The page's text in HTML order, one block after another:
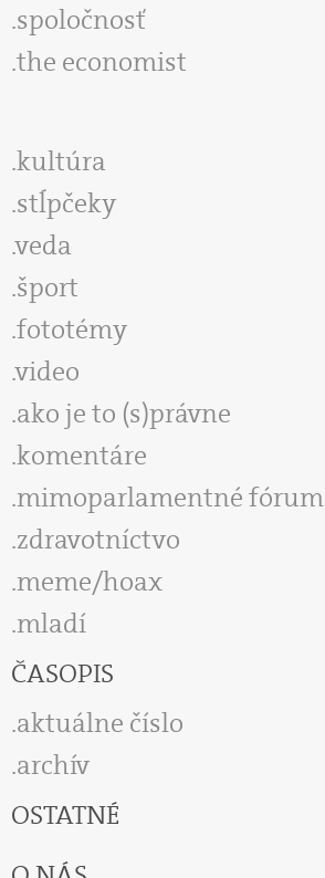
spoločnosť
the economist
kultúra
stĺpčeky
veda
šport
fototémy
video
ako je to (s)právne
komentáre
mimoparlamentné fórum
zdravotníctvo
meme/hoax
mladí
ČASOPIS
aktuálne číslo
archív
OSTATNÉ